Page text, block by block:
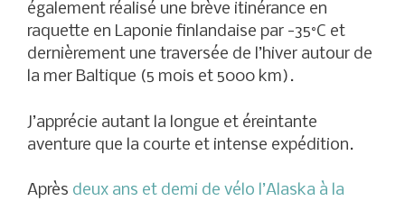
également réalisé une brève itinérance en
raquette en Laponie finlandaise par -35°C et
dernièrement une traversée de l’hiver autour de
la mer Baltique (5 mois et 5000 km).
J’apprécie autant la longue et éreintante
aventure que la courte et intense expédition.
Après deux ans et demi de vélo l’Alaska à la